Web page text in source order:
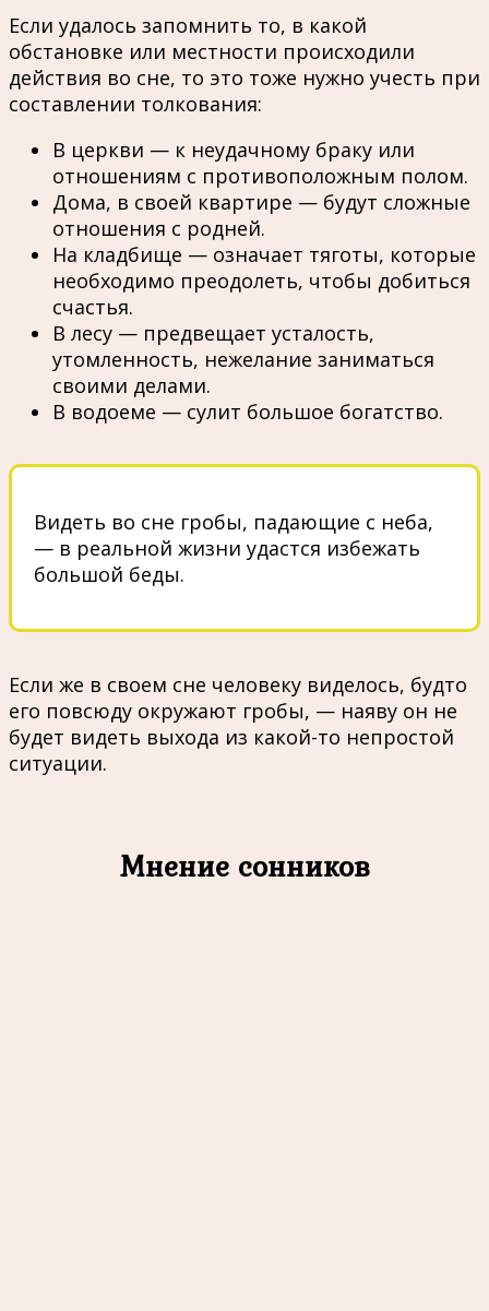
Если удалось запомнить то, в какой
обстановке или местности происходили
действия во сне, то это тоже нужно учесть при
составлении толкования:
В церкви — к неудачному браку или
отношениям с противоположным полом.
Дома, в своей квартире — будут сложные
отношения с родней.
На кладбище — означает тяготы, которые
необходимо преодолеть, чтобы добиться
счастья.
В лесу — предвещает усталость,
утомленность, нежелание заниматься
своими делами.
В водоеме — сулит большое богатство.
Видеть во сне гробы, падающие с неба,
— в реальной жизни удастся избежать
большой беды.
Если же в своем сне человеку виделось, будто
его повсюду окружают гробы, — наяву он не
будет видеть выхода из какой-то непростой
ситуации.
Мнение сонников